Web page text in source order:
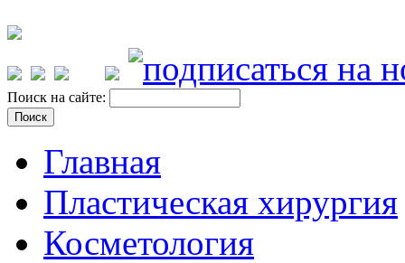
Поиск на сайте:
Главная
Пластическая хирургия
Косметология